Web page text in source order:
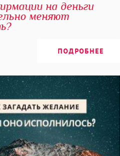
на деньги
меняют
ПОДРОБНЕЕ